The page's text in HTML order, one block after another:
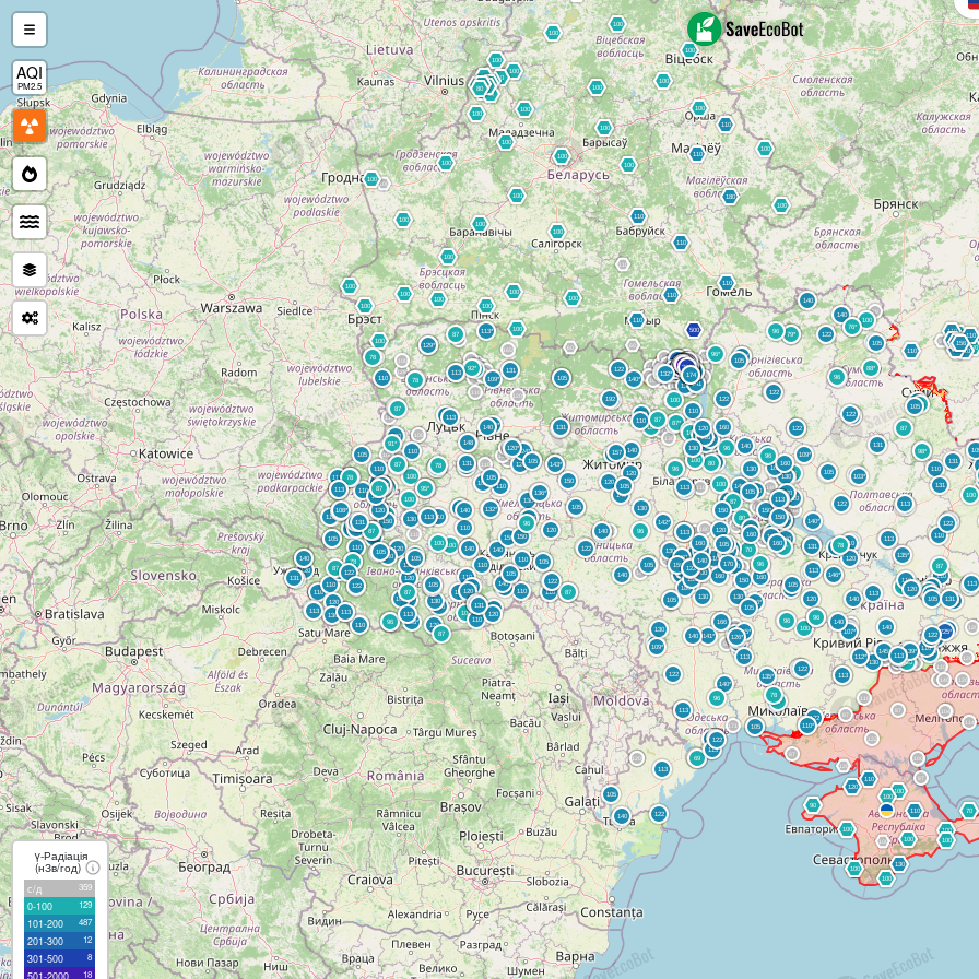
AQI
PM2.5
γ-Радіація
(нЗв/год)
с/д 359
0-100 129
101-200 487
201-300 12
301-500 8
18